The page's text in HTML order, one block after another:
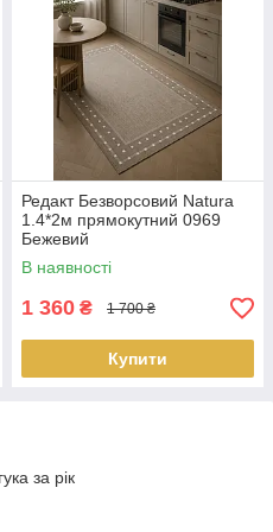
Редакт Безворсовий Natura
1.4*2м прямокутний 0969
Бежевий
В наявності
1 360 ₴ 1 700 ₴
Купити
за рік